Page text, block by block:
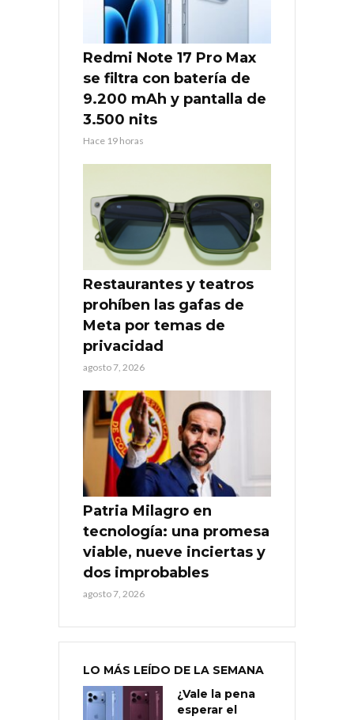
Redmi Note 17 Pro Max
se filtra con batería de
9.200 mAh y pantalla de
3.500 nits
Hace 19 horas
Restaurantes y teatros
prohíben las gafas de
Meta por temas de
privacidad
agosto 7, 2026
Patria Milagro en
tecnología: una promesa
viable, nueve inciertas y
dos improbables
agosto 7, 2026
LO MÁS LEÍDO DE LA SEMANA
¿Vale la pena
esperar el